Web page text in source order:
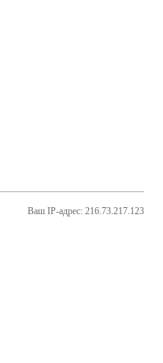
Ваш IP-адрес: 216.73.217.123